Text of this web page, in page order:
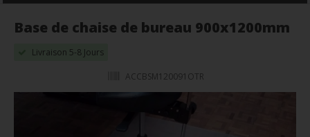
Base de chaise de bureau 900x1200mm
Livraison 5-8 Jours
ACCBSM120091OTR